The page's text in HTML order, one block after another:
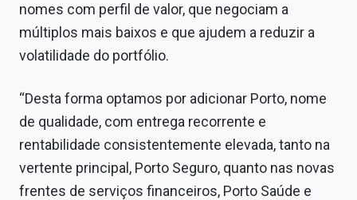
Expediente
Contato
nomes com perfil de valor, que negociam a
múltiplos mais baixos e que ajudem a reduzir a
volatilidade do portfólio.
“Desta forma optamos por adicionar Porto, nome
de qualidade, com entrega recorrente e
rentabilidade consistentemente elevada, tanto na
vertente principal, Porto Seguro, quanto nas novas
frentes de serviços financeiros, Porto Saúde e